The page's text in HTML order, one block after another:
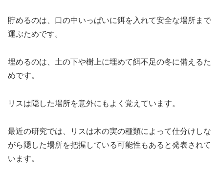
貯めるのは、口の中いっぱいに餌を入れて安全な場所まで
運ぶためです。
埋めるのは、土の下や樹上に埋めて餌不足の冬に備えるた
めです。
リスは隠した場所を意外にもよく覚えています。
最近の研究では、リスは木の実の種類によって仕分けしな
がら隠した場所を把握している可能性もあると発表されて
います。